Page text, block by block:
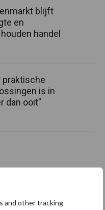
and other tracking
blijft
en
handel
praktische
is in
dan ooit”